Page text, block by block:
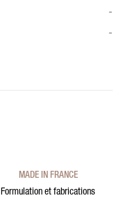
-
-
MADE IN FRANCE
Formulation et fabrications